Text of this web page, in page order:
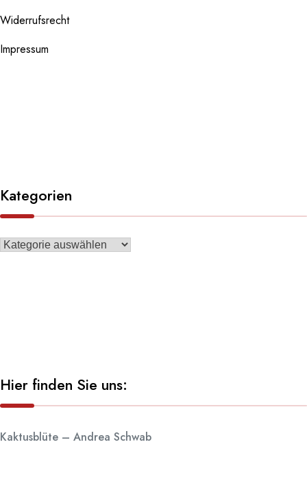
Widerrufsrecht
Impressum
Kategorien
Hier finden Sie uns:
Kaktusblüte – Andrea Schwab